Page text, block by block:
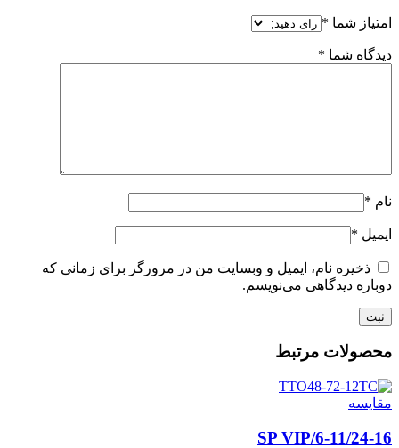
امتیاز شما *
دیدگاه شما *
نام *
ایمیل *
ذخیره نام، ایمیل و وبسایت من در مرورگر برای زمانی که
دوباره دیدگاهی می‌نویسم.
محصولات مرتبط
مقايسه
6-11/24-16/SP VIP